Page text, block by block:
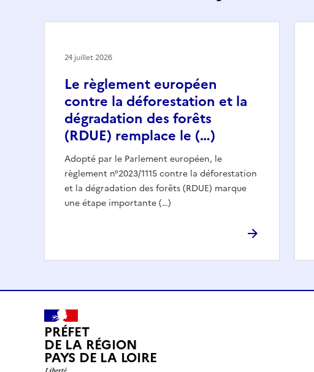
Le règlement européen
contre la déforestation et la
dégradation des forêts
(RDUE) remplace le (…)
Adopté par le Parlement européen, le
règlement n°2023/1115 contre la déforestation
et la dégradation des forêts (RDUE) marque
une étape importante (…)
24 juillet 2026
PRÉFET
DE LA RÉGION
PAYS DE LA LOIRE